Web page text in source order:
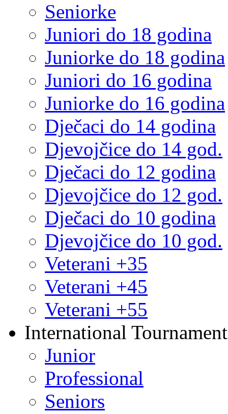
Seniorke
Juniori do 18 godina
Juniorke do 18 godina
Juniori do 16 godina
Juniorke do 16 godina
Dječaci do 14 godina
Djevojčice do 14 god.
Dječaci do 12 godina
Djevojčice do 12 god.
Dječaci do 10 godina
Djevojčice do 10 god.
Veterani +35
Veterani +45
Veterani +55
International
Junior
Professional
Seniors